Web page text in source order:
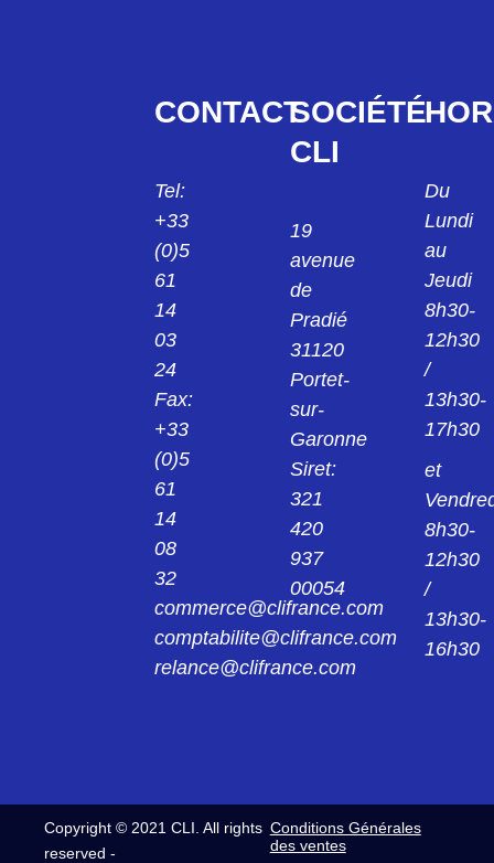
CONTACT
Tel:
+33
(0)5
61
14
03
24
Fax:
+33
(0)5
61
14
08
32
commerce@clifrance.com
comptabilite@clifrance.com
relance@clifrance.com
SOCIÉTÉ
CLI
19
avenue
de
Pradié
31120
Portet-
sur-
Garonne
Siret:
321
420
937
00054
Du
Lundi
au
Jeudi
8h30-
12h30
/
13h30-
17h30
et
8h30-
12h30
/
13h30-
16h30
Copyright © 2021 CLI. All rights
reserved -
Conditions Générales
des ventes